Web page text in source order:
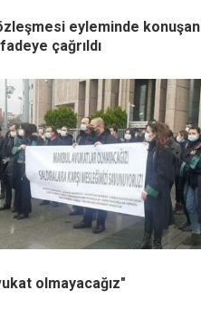
eyleminde konuşan
çağrıldı
olmayacağız"